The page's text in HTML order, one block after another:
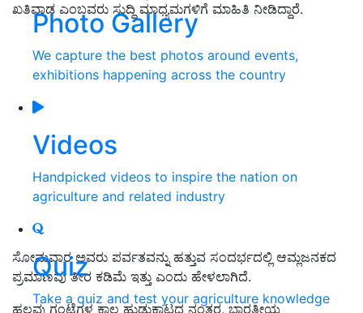
Photo Gallery
We capture the best photos around events,
exhibitions happening across the country
Videos
Handpicked videos to inspire the nation on
agriculture and related industry
Quiz
Take a quiz and test your agriculture knowledge
ಖತಿವಾಡ ಎಂಬವರು ಸುದ್ದಿ ಮಾಧ್ಯಮಗಳಿಗೆ ಮಾಹಿತಿ ನೀಡಿದ್ದಾರೆ.
ಸೋಮವಾರ ಅವರು ಪರ್ವತವನ್ನು ಹತ್ತುವ ಸಂದರ್ಭದಲ್ಲಿ ಆಮ್ಲಜನಕದ
ಪ್ರಮಾಣವು ತೀರ ಕಡಿಮೆ ಇತ್ತು ಎಂದು ಹೇಳಲಾಗಿದೆ.
ಹಲವು ಗಂಟೆಗಳ ಕಾಲ ಹುಡುಕಾಟದ ನಂತರ, ಭಾರತೀಯ